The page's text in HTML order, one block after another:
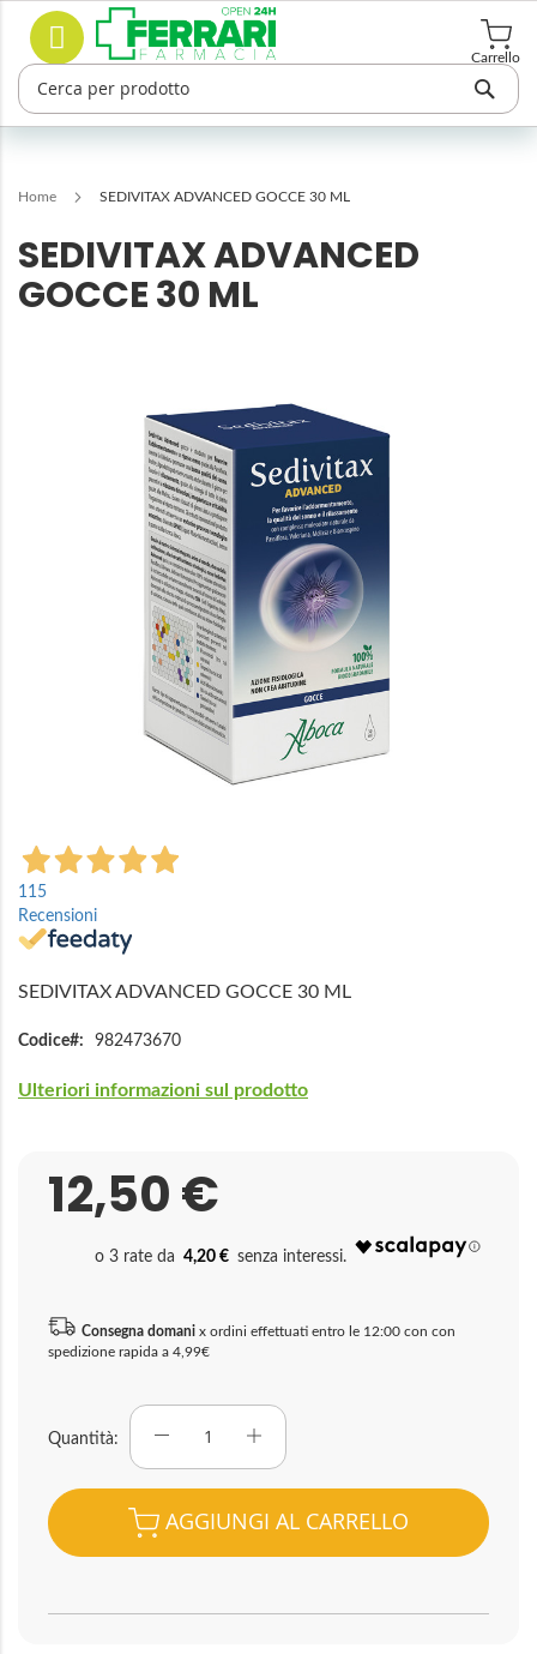
Salta
contenuto
Carrello
Cerca
Home SEDIVITAX ADVANCED GOCCE 30 ML
SEDIVITAX ADVANCED
GOCCE 30 ML
Vai
all'inizio
della
galleria
di
115
Recensioni
SEDIVITAX ADVANCED GOCCE 30 ML
Codice 982473670
Ulteriori informazioni sul prodotto
12,50 €
4,20 €
Consegna domani x ordini effettuati entro le 12:00 con con
spedizione rapida a 4,99€
Quantità
AGGIUNGI AL CARRELLO